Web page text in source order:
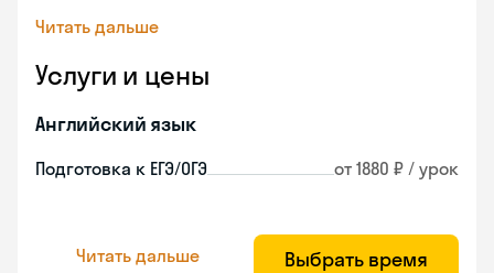
Читать дальше
Услуги и цены
Английский язык
Подготовка к ЕГЭ/ОГЭ от 1880 ₽ / урок
Читать дальше Выбрать время